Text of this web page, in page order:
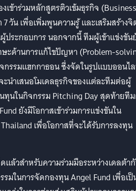
เข้าร่วมหลักสูตรติวเข้มธุรกิจ (Business
7 วัน เพื่อเพิ่มพูนความรู้ และเสริมสร้าง
ระกอบการ นอกจากนี้ ทีมผู้เข้าแข่งขัน
ะด้านการแก้ไขปัญหา (Problem-
กรรมแฮกกาธอน ซึ่งจัดในรูปแบบออนไ
ะนำเสนอโมเดลธุรกิจของแต่ละทีมต่อผู้
ทุนในกิจกรรม Pitching Day สุดท้ายที
ยังมีโอกาสเข้าร่วมการแข่งขันใน
เพื่อโอกาสที่จะได้รับการลงทุน
แล้วสำหรับความร่วมมือระหว่างเดลต้า
มในการจัดกองทุน Angel Fund เพื่อเป็